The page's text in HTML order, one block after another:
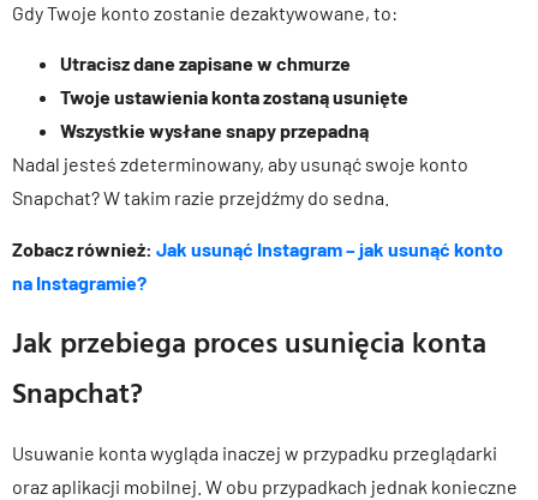
Gdy Twoje konto zostanie dezaktywowane, to:
Utracisz dane zapisane w chmurze
Twoje ustawienia konta zostaną usunięte
Wszystkie wysłane snapy przepadną
Nadal jesteś zdeterminowany, aby usunąć swoje konto
Snapchat? W takim razie przejdźmy do sedna.
Zobacz również: Jak usunąć Instagram – jak usunąć konto
na Instagramie?
Jak przebiega proces usunięcia konta
Snapchat?
Usuwanie konta wygląda inaczej w przypadku przeglądarki
oraz aplikacji mobilnej. W obu przypadkach jednak konieczne